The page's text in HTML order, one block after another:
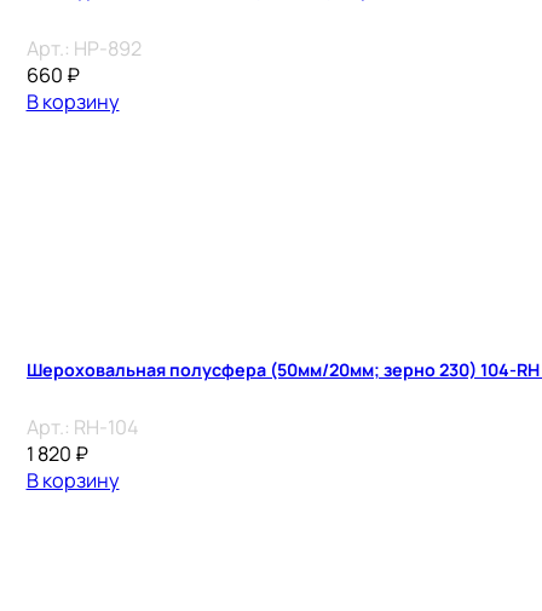
Арт.: HP-892
660 ₽
В корзину
Шероховальная полусфера (50мм/20мм; зерно 230) 104-
Арт.: RH-104
1 820 ₽
В корзину